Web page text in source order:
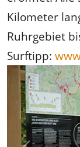
Kilometer
Ruhrgebiet
Surftipp: